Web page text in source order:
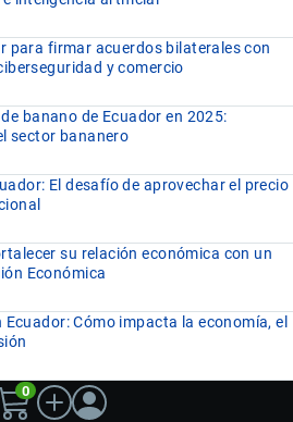
para firmar acuerdos bilaterales con
y comercio
banano de Ecuador en 2025:
sector bananero
El desafío de aprovechar el precio
su relación económica con un
Económica
Cómo impacta la economía, el
0